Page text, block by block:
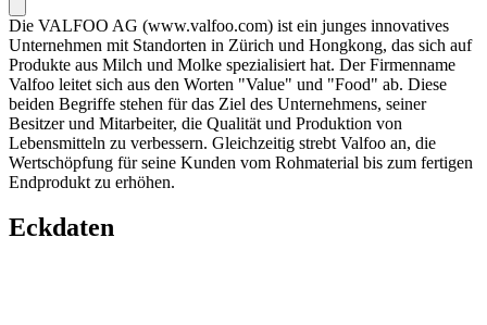
Die VALFOO AG (www.valfoo.com) ist ein junges innovatives
Unternehmen mit Standorten in Zürich und Hongkong, das sich auf
Produkte aus Milch und Molke spezialisiert hat. Der Firmenname
Valfoo leitet sich aus den Worten "Value" und "Food" ab. Diese
beiden Begriffe stehen für das Ziel des Unternehmens, seiner
Besitzer und Mitarbeiter, die Qualität und Produktion von
Lebensmitteln zu verbessern. Gleichzeitig strebt Valfoo an, die
Wertschöpfung für seine Kunden vom Rohmaterial bis zum fertigen
Endprodukt zu erhöhen.
Eckdaten